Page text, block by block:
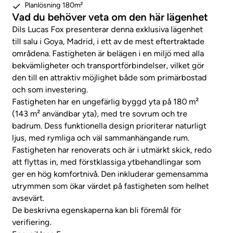
Planlösning 180m²
Vad du behöver veta om den här lägenhet
Dils Lucas Fox presenterar denna exklusiva lägenhet
till salu i Goya, Madrid, i ett av de mest eftertraktade
områdena. Fastigheten är belägen i en miljö med alla
bekvämligheter och transportförbindelser, vilket gör
den till en attraktiv möjlighet både som primärbostad
och som investering.
Fastigheten har en ungefärlig byggd yta på 180 m²
(143 m² användbar yta), med tre sovrum och tre
badrum. Dess funktionella design prioriterar naturligt
ljus, med rymliga och väl sammanhängande rum.
Fastigheten har renoverats och är i utmärkt skick, redo
att flyttas in, med förstklassiga ytbehandlingar som
ger en hög komfortnivå. Den inkluderar gemensamma
utrymmen som ökar värdet på fastigheten som helhet
avsevärt.
De beskrivna egenskaperna kan bli föremål för
verifiering.